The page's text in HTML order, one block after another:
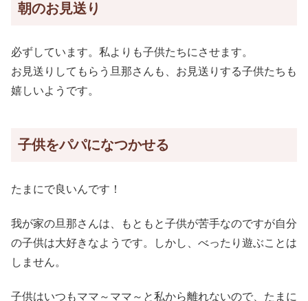
朝のお見送り
必ずしています。私よりも子供たちにさせます。
お見送りしてもらう旦那さんも、お見送りする子供たちも
嬉しいようです。
子供をパパになつかせる
たまにで良いんです！
我が家の旦那さんは、もともと子供が苦手なのですが自分
の子供は大好きなようです。しかし、べったり遊ぶことは
しません。
子供はいつもママ～ママ～と私から離れないので、たまに